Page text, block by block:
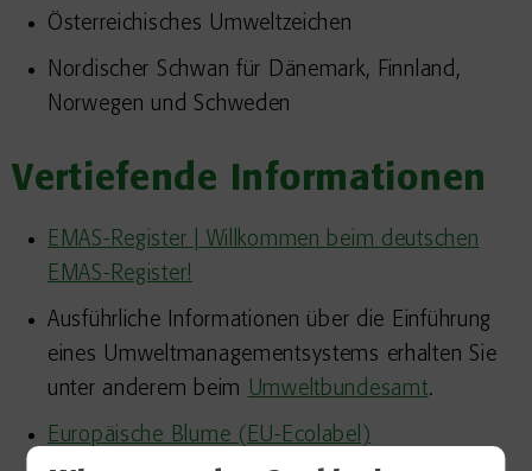
Österreichisches Umweltzeichen
Nordischer Schwan für Dänemark, Finnland,
Norwegen und Schweden
Vertiefende Informationen
EMAS-Register | Willkommen beim deutschen
EMAS-Register!
Ausführliche Informationen über die Einführung
eines Umweltmanagementsystems erhalten Sie
unter anderem beim Umweltbundesamt.
Europäische Blume (EU-Ecolabel)